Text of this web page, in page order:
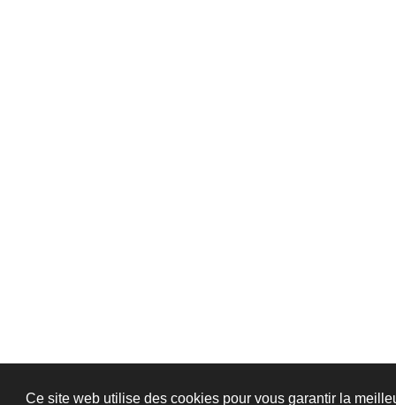
Ce site web utilise des cookies pour vous garantir la